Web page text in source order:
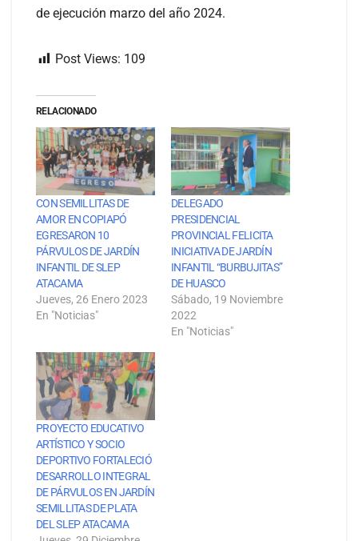
de ejecución marzo del año 2024.
Post Views: 109
RELACIONADO
CON SEMILLITAS DE
AMOR EN COPIAPÓ
EGRESARON 10
PÁRVULOS DE JARDÍN
INFANTIL DE SLEP
ATACAMA
Jueves, 26 Enero 2023
En "Noticias"
DELEGADO
PRESIDENCIAL
PROVINCIAL FELICITA
INICIATIVA DE JARDÍN
INFANTIL “BURBUJITAS”
DE HUASCO
Sábado, 19 Noviembre
2022
En "Noticias"
PROYECTO EDUCATIVO
ARTÍSTICO Y SOCIO
DEPORTIVO FORTALECIÓ
DESARROLLO INTEGRAL
DE PÁRVULOS EN JARDÍN
SEMILLITAS DE PLATA
DEL SLEP ATACAMA